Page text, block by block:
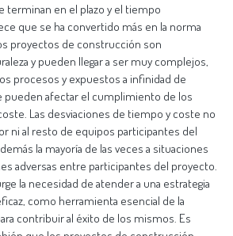
terminan en el plazo y el tiempo
que se ha convertido más en la norma
proyectos de construcción son
y pueden llegar a ser muy complejos,
procesos y expuestos a infinidad de
pueden afectar el cumplimiento de los
Las desviaciones de tiempo y coste no
ni al resto de equipos participantes del
la mayoría de las veces a situaciones
adversas entre participantes del proyecto.
la necesidad de atender a una estrategia
como herramienta esencial de la
contribuir al éxito de los mismos. Es